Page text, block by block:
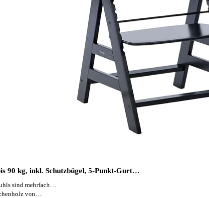
90 kg, inkl. Schutzbügel, 5-Punkt-Gurt…
sind mehrfach…
von…